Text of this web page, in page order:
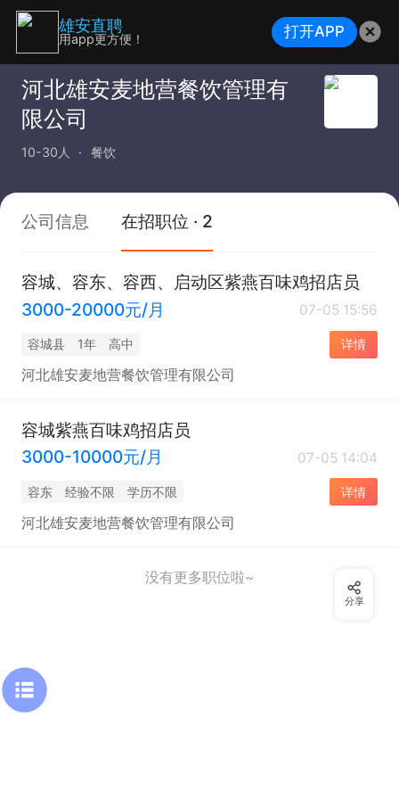
河北雄安麦地营餐饮管理有
限公司
10-30人 餐饮
公司信息 在招职位 · 2
容城、容东、容西、启动区紫燕百味鸡招店员
3000-20000元/月
07-05 15:56
容城县 1年 高中 详情
河北雄安麦地营餐饮管理有限公司
容城紫燕百味鸡招店员
3000-10000元/月
07-05 14:04
容东 经验不限 学历不限 详情
河北雄安麦地营餐饮管理有限公司
没有更多职位啦~
分享
雄安直聘
用app更方便！ 打开APP